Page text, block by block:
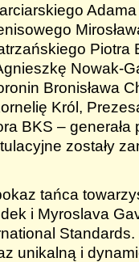
Adama
Piotra
Nowak-
Bronisława
Król,
BKS – generała
zostały
tańca
i Myroslava
Standards.
unikalną i